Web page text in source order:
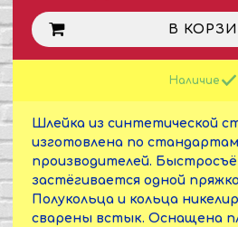
В
Наличие
Шлейка из синтетической
изготовлена по
производителей.
застёгивается одной
Полукольца и кольца
сварены встык. Оснащена